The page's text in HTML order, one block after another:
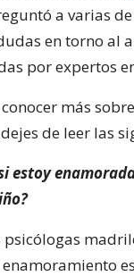
a varias
en torno al
por expertos
más
de leer las
estoy
enamoramiento